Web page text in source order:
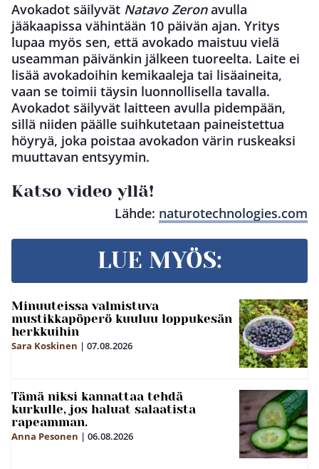
Avokadot säilyvät Natavo Zeronavulla
jääkaapissa vähintään 10 päivän ajan. Yritys
lupaa myös sen, että avokado maistuu vielä
useamman päivänkin jälkeen tuoreelta. Laite ei
lisää avokadoihin kemikaaleja tai lisäaineita,
vaan se toimii täysin luonnollisella tavalla.
Avokadot säilyvät laitteen avulla pidempään,
sillä niiden päälle suihkutetaan paineistettua
höyryä, joka poistaa avokadon värin ruskeaksi
muuttavan entsyymin.
Katso video yllä!
Lähde: naturotechnologies.com
LUE MYÖS:
Minuuteissa valmistuva
mustikkapöperö kuuluu loppukesän
herkkuihin
Sara Koskinen | 07.08.2026
Tämä niksi kannattaa tehdä
kurkulle, jos haluat salaatista
rapeamman.
Anna Pesonen | 06.08.2026